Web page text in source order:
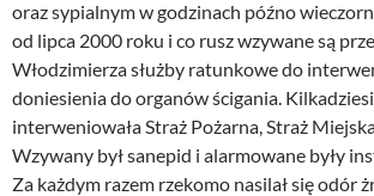
oraz sypialnym w godzinach późno
od lipca 2000 roku i co rusz wzywane są
Włodzimierza służby ratunkowe do
doniesienia do organów ścigania.
interweniowała Straż Pożarna, Straż
Wzywany był sanepid i alarmowane były
Za każdym razem rzekomo nasilał się odór